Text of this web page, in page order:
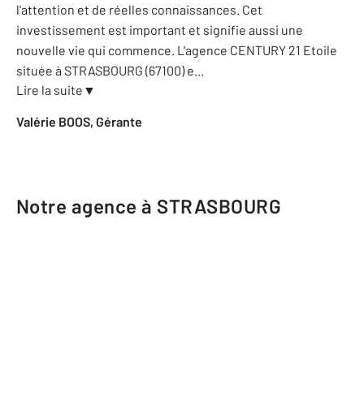
l'attention et de réelles connaissances. Cet
investissement est important et signifie aussi une
nouvelle vie qui commence. L'agence CENTURY 21 Etoile
située à STRASBOURG (67100) e...
Lire la suite ▼
Valérie BOOS, Gérante
Notre agence à STRASBOURG